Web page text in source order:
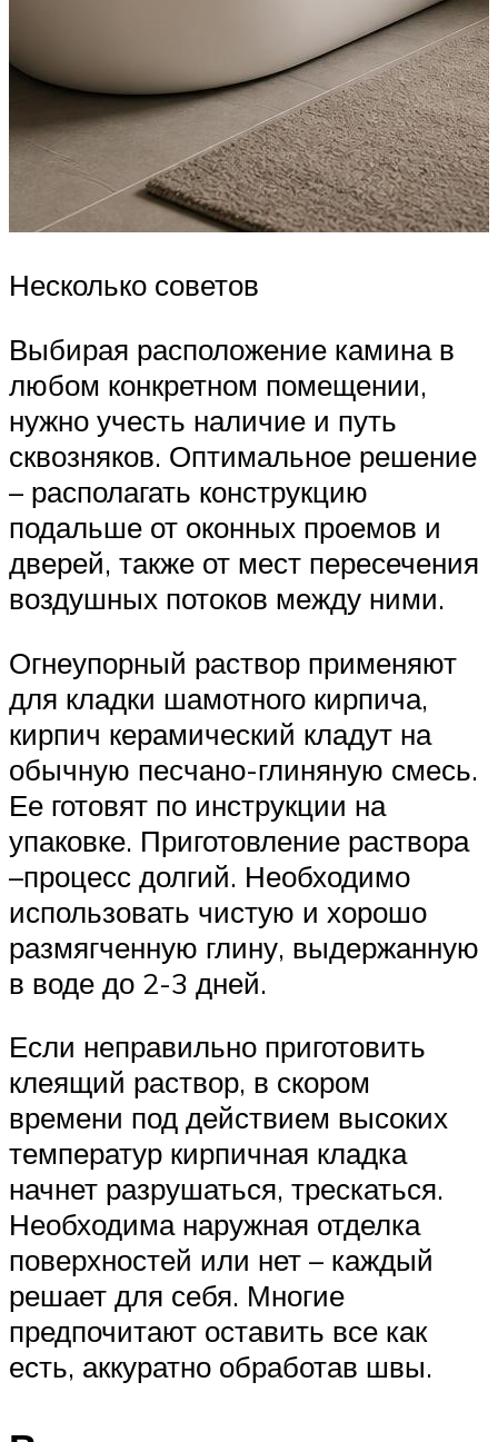
Несколько советов
Выбирая расположение камина в
любом конкретном помещении,
нужно учесть наличие и путь
сквозняков. Оптимальное решение
– располагать конструкцию
подальше от оконных проемов и
дверей, также от мест пересечения
воздушных потоков между ними.
Огнеупорный раствор применяют
для кладки шамотного кирпича,
кирпич керамический кладут на
обычную песчано-глиняную смесь.
Ее готовят по инструкции на
упаковке. Приготовление раствора
–процесс долгий. Необходимо
использовать чистую и хорошо
размягченную глину, выдержанную
в воде до 2-3 дней.
Если неправильно приготовить
клеящий раствор, в скором
времени под действием высоких
температур кирпичная кладка
начнет разрушаться, трескаться.
Необходима наружная отделка
поверхностей или нет – каждый
решает для себя. Многие
предпочитают оставить все как
есть, аккуратно обработав швы.